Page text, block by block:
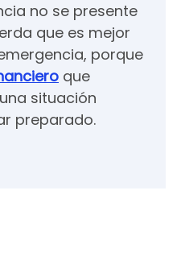
no se presente
que es mejor
porque
que
situación
preparado.